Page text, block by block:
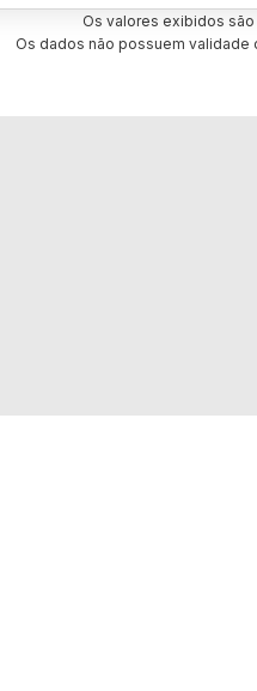
Os valores exibidos
Os dados não possuem